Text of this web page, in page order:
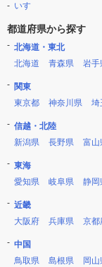
いすゞ
都道府県から探す
北海道・東北
北海道
青森県 岩手
関東
東京都
神奈川県 埼
信越・北陸
新潟県
長野県 富山
東海
愛知県
岐阜県 静岡
近畿
大阪府
兵庫県 京都
中国
鳥取県
島根県 岡山